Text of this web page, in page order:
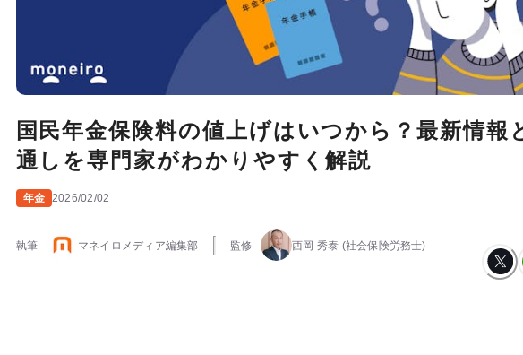
国民年金保険料の値上げはいつから？最新情報
通しを専門家がわかりやすく解説
年金 2026/02/02
執筆 マネイロメディア編集部 監修 西岡 秀泰 (社会保険労務士)